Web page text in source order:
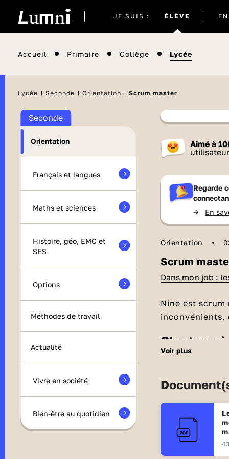
JE SUIS : ÉLÈVE
actuel
Accueil Primaire Collège Lycée
Lycée Seconde Orientation Scrum master
Seconde
Orientation
Français et langues
Maths et sciences
Histoire, géo, EMC et
SES
Options
Méthodes de travail
Actualité
Vivre en société
Bien-être au quotidien
France
Il
Aimé à
Regarde
-> En
Orientation
Scrum
Dans mon job :
Nine est
inconvénients,
C'est
Si on traduit
ensemble.
que la
scrum master,
une grosse
C'est
J’ai
Après, j’ai fait
Sceaux. J’ai
voir plus